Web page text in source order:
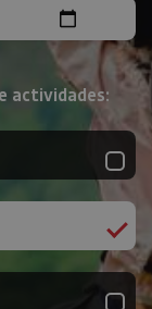
actividades: